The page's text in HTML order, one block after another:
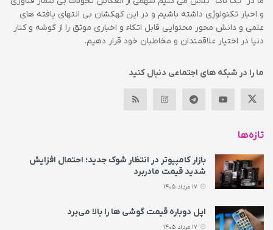
و اخبار تکنولوژی داشته باشیم و در این کهکشان بی انتهای یافته های
علمی و دانش محور محتوایی قابل اتکاء و اخباری موثق را از گوشه و کنار
دنیا در اختیار علاقمندان و مخاطبان خود قرار دهیم.
ما را در شبکه های اجتماعی دنبال کنید
تازه‌ها
بازار کامپیوتر در انتظار شوک جدید؛ احتمال افزایش
شدید قیمت مادربرد
اپل دوباره قیمت‌ گوشی ها را بالا می‌برد